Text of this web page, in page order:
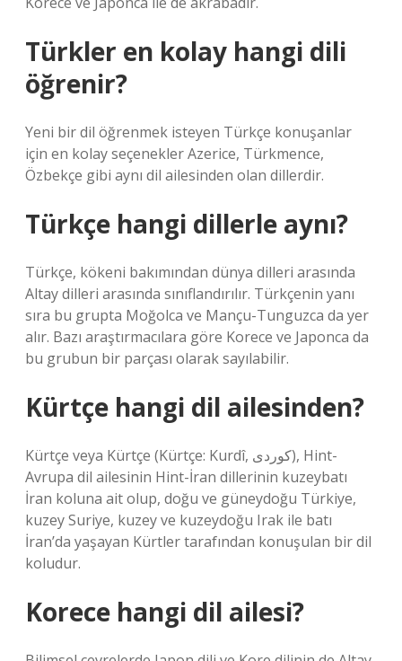
Türkler en kolay hangi dili
öğrenir?
Yeni bir dil öğrenmek isteyen Türkçe konuşanlar
için en kolay seçenekler Azerice, Türkmence,
Özbekçe gibi aynı dil ailesinden olan dillerdir.
Türkçe hangi dillerle aynı?
Türkçe, kökeni bakımından dünya dilleri arasında
Altay dilleri arasında sınıflandırılır. Türkçenin yanı
sıra bu grupta Moğolca ve Mançu-Tunguzca da yer
alır. Bazı araştırmacılara göre Korece ve Japonca da
bu grubun bir parçası olarak sayılabilir.
Kürtçe hangi dil ailesinden?
Kürtçe veya Kürtçe (Kürtçe: Kurdî, کوردی), Hint-
Avrupa dil ailesinin Hint-İran dillerinin kuzeybatı
İran koluna ait olup, doğu ve güneydoğu Türkiye,
kuzey Suriye, kuzey ve kuzeydoğu Irak ile batı
İran’da yaşayan Kürtler tarafından konuşulan bir dil
koludur.
Korece hangi dil ailesi?